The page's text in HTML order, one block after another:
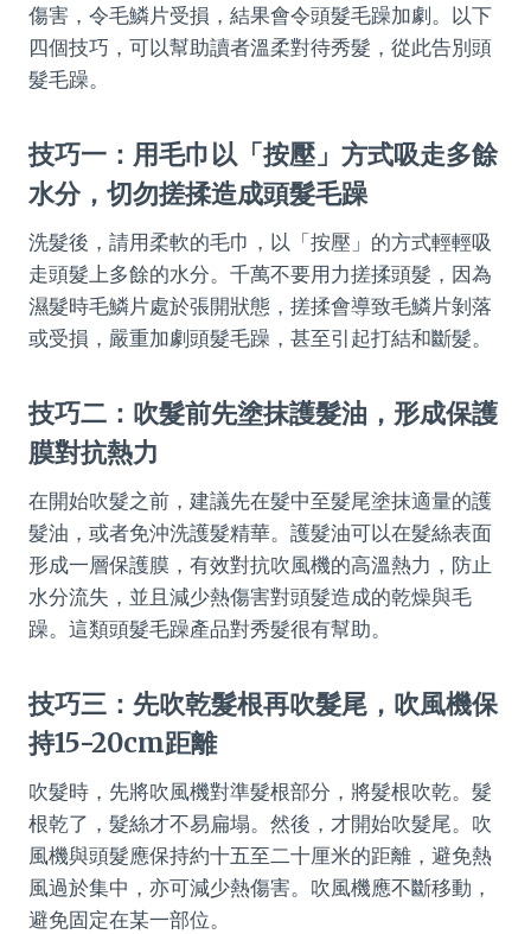
傷害，令毛鱗片受損，結果會令頭髮毛躁加劇。以下
四個技巧，可以幫助讀者溫柔對待秀髮，從此告別頭
髮毛躁。
技巧一：用毛巾以「按壓」方式吸走多餘
水分，切勿搓揉造成頭髮毛躁
洗髮後，請用柔軟的毛巾，以「按壓」的方式輕輕吸
走頭髮上多餘的水分。千萬不要用力搓揉頭髮，因為
濕髮時毛鱗片處於張開狀態，搓揉會導致毛鱗片剝落
或受損，嚴重加劇頭髮毛躁，甚至引起打結和斷髮。
技巧二：吹髮前先塗抹護髮油，形成保護
膜對抗熱力
在開始吹髮之前，建議先在髮中至髮尾塗抹適量的護
髮油，或者免沖洗護髮精華。護髮油可以在髮絲表面
形成一層保護膜，有效對抗吹風機的高溫熱力，防止
水分流失，並且減少熱傷害對頭髮造成的乾燥與毛
躁。這類頭髮毛躁產品對秀髮很有幫助。
技巧三：先吹乾髮根再吹髮尾，吹風機保
持15-20cm距離
吹髮時，先將吹風機對準髮根部分，將髮根吹乾。髮
根乾了，髮絲才不易扁塌。然後，才開始吹髮尾。吹
風機與頭髮應保持約十五至二十厘米的距離，避免熱
風過於集中，亦可減少熱傷害。吹風機應不斷移動，
避免固定在某一部位。